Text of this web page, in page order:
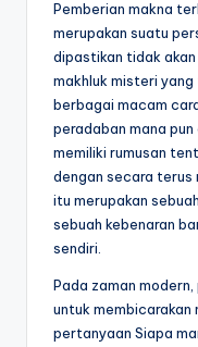
Pemberian makna
merupakan suatu
dipastikan tidak
makhluk misteri
berbagai macam
peradaban mana
memiliki rumusan
dengan secara terus
itu merupakan
sebuah kebenaran
sendiri.
Pada zaman
untuk membicarakan
pertanyaan Siapa